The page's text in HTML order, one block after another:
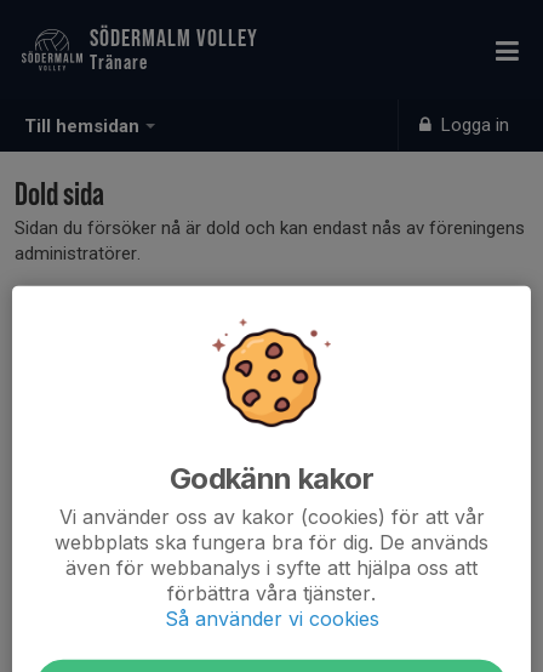
Till hemsidan Logga in
SÖDERMALM VOLLEY
Tränare
Dold sida
Sidan du försöker nå är dold och kan endast nås av föreningens
administratörer.
Godkänn kakor
Vi använder oss av kakor (cookies) för att vår
webbplats ska fungera bra för dig. De används
även för webbanalys i syfte att hjälpa oss att
förbättra våra tjänster.
Så använder vi cookies